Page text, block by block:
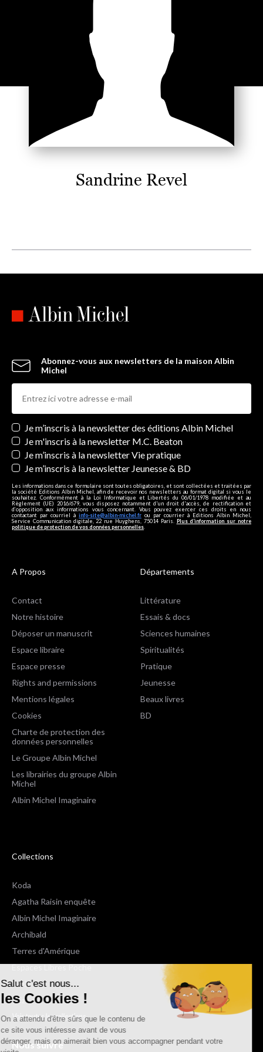
Salut c'est nous...
les Cookies !
On a attendu d'être sûrs que le contenu de
ce site vous intéresse avant de vous
déranger, mais on aimerait bien vous accompagner pendant votre
Sandrine Revel
Abonnez-vous aux newsletters de la maison Albin
Michel
Newsletters
Je m’inscris à la newsletter des éditions Albin Michel
Je m'inscris à la newsletter M.C. Beaton
Je m’inscris à la newsletter Vie pratique
Je m’inscris à la newsletter Jeunesse & BD
Les informations dans ce formulaire sont toutes obligatoires, et sont collectées et traitées par
la société Editions Albin Michel, afin de recevoir nos newsletters au format digital si vous le
souhaitez. Conformément à la Loi Informatique et Libertés du 06/01/1978 modifiée et au
Règlement (UE) 2016/679, vous disposez notamment d'un droit d'accès, de rectification et
d’opposition aux informations vous concernant. Vous pouvez exercer ces droits en nous
contactant par courriel à info-site@albin-michel.fr ou par courrier à Editions Albin Michel,
Service Communication digitale, 22 rue Huyghens, 75014 Paris. Plus d’information sur notre
politique de protection de vos données personnelles
A Propos
Contact
Notre histoire
Déposer un manuscrit
Espace libraire
Espace presse
Rights and permissions
Mentions légales
Cookies
Charte de protection des
données personnelles
Le Groupe Albin Michel
Les librairies du groupe Albin
Michel
Albin Michel Imaginaire
Départements
Littérature
Essais & docs
Sciences humaines
Spiritualités
Pratique
Jeunesse
Beaux livres
BD
Collections
Koda
Agatha Raisin enquête
Albin Michel Imaginaire
Archibald
Terres d'Amérique
Espaces Libres Poche
NOX
Wiz
Voir toutes les collections
Nous suivre